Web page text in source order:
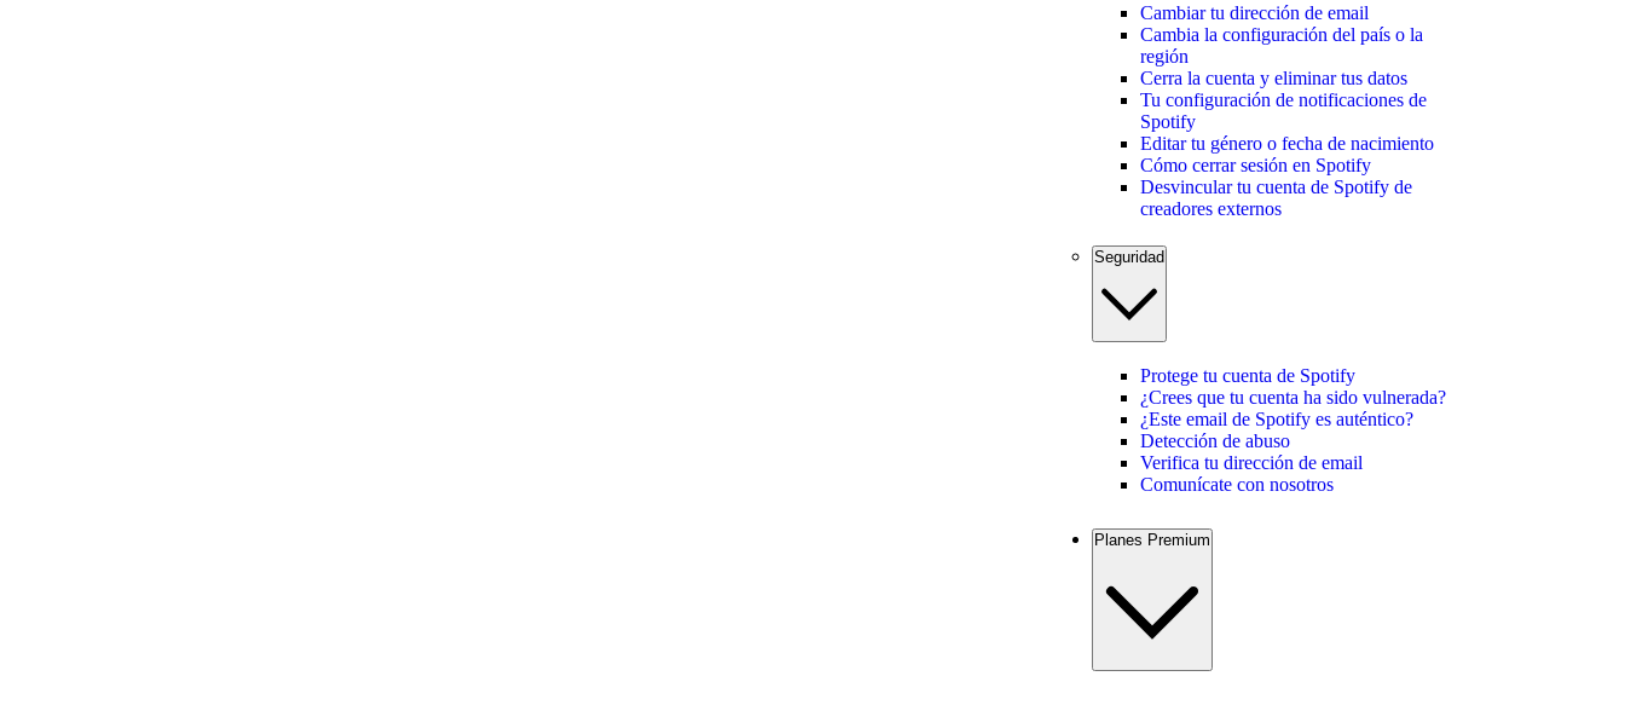
Cambiar tu dirección de email
Cambia la configuración del país o la
región
Cerra la cuenta y eliminar tus datos
Tu configuración de notificaciones de
Spotify
Editar tu género o fecha de nacimiento
Cómo cerrar sesión en Spotify
Desvincular tu cuenta de Spotify de
creadores externos
Seguridad
Protege tu cuenta de Spotify
¿Crees que tu cuenta ha sido vulnerada?
¿Este email de Spotify es auténtico?
Detección de abuso
Verifica tu dirección de email
Comunícate con nosotros
Planes Premium